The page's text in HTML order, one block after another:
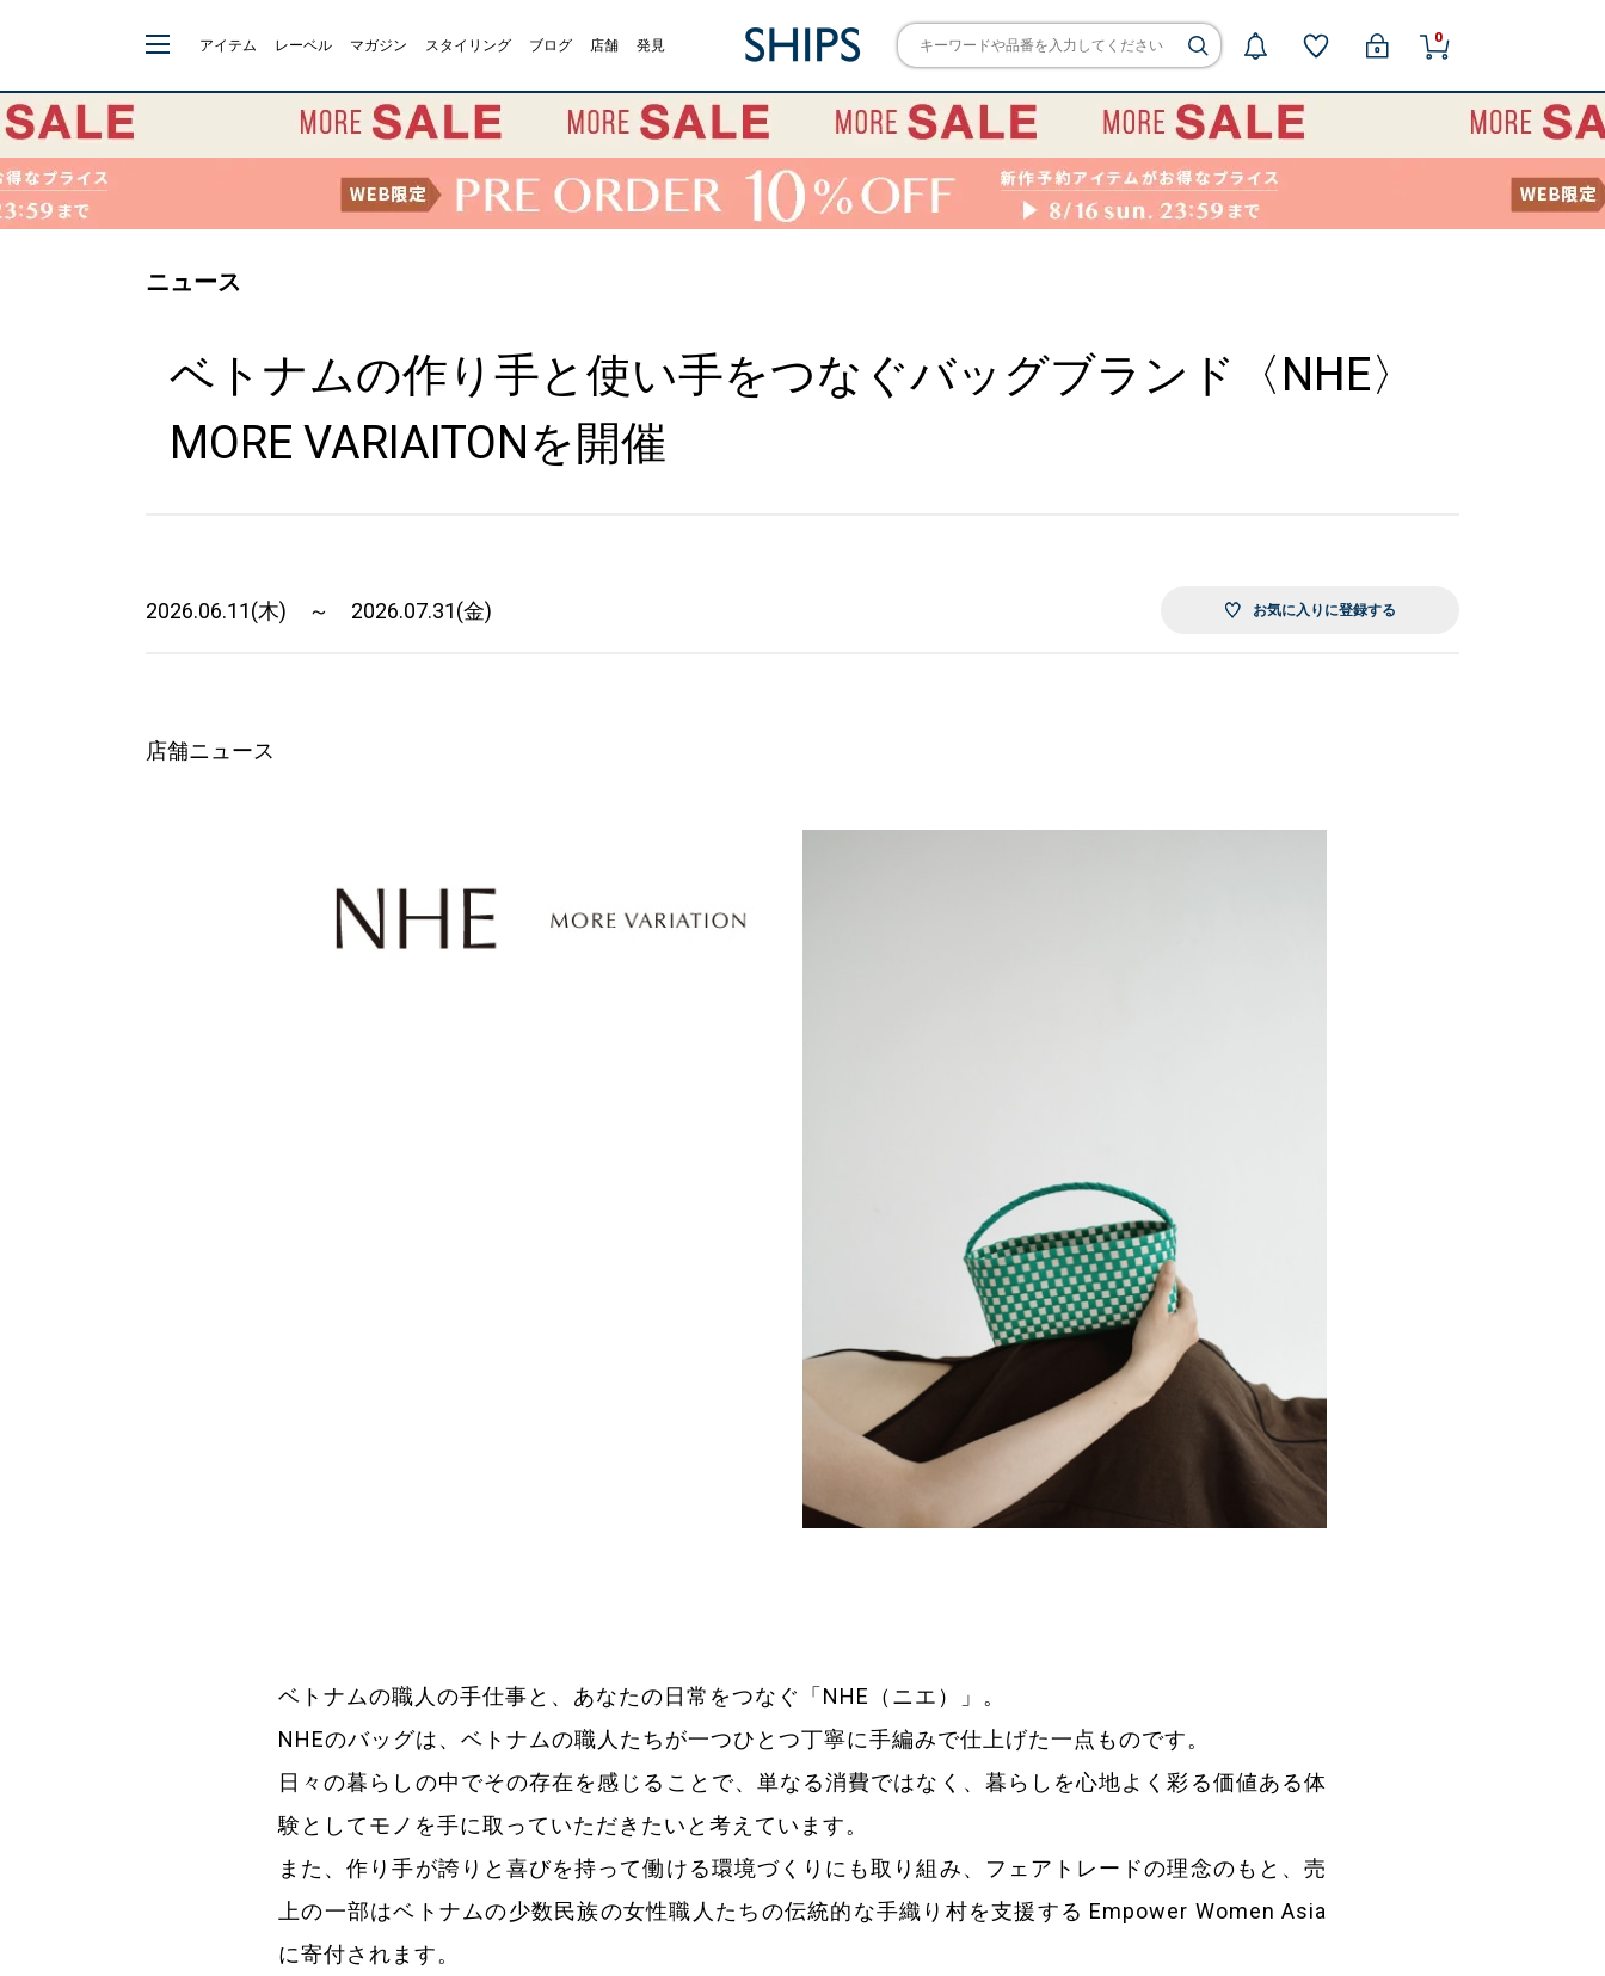
アイテム レーベル マガジン スタイリング ブログ 店舗 発見 0
ニュース
ベトナムの作り手と使い手をつなぐバッグブランド〈NHE〉
MORE VARIAITONを開催
2026.06.11(木) ～ 2026.07.31(金) お気に入りに登録する
店舗ニュース
ベトナムの職人の手仕事と、あなたの日常をつなぐ「NHE（ニエ）」。
NHEのバッグは、ベトナムの職人たちが一つひとつ丁寧に手編みで仕上げた一点ものです。
日々の暮らしの中でその存在を感じることで、単なる消費ではなく、暮らしを心地よく彩る価値ある体
験としてモノを手に取っていただきたいと考えています。
また、作り手が誇りと喜びを持って働ける環境づくりにも取り組み、フェアトレードの理念のもと、売
上の一部はベトナムの少数民族の女性職人たちの伝統的な手織り村を支援する Empower Women Asia
に寄付されます。